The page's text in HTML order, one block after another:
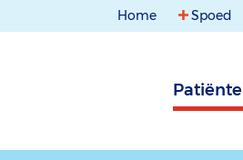
Home Spoed